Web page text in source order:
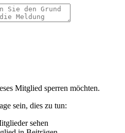
Mitglied sperren möchten.
sein, dies zu tun:
sehen